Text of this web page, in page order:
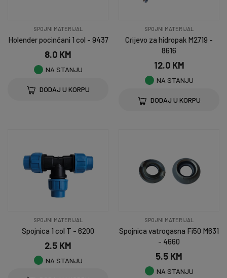
SPOJNI MATERIJAL
Holender pocinčani 1 col - 9437
8.0 KM
NA STANJU
DODAJ U KORPU
SPOJNI MATERIJAL
Crijevo za hidropak M2719 -
8616
12.0 KM
NA STANJU
DODAJ U KORPU
SPOJNI MATERIJAL
Spojnica 1 col T - 6200
2.5 KM
NA STANJU
SPOJNI MATERIJAL
Spojnica vatrogasna Fi50 M631
- 4660
5.5 KM
NA STANJU